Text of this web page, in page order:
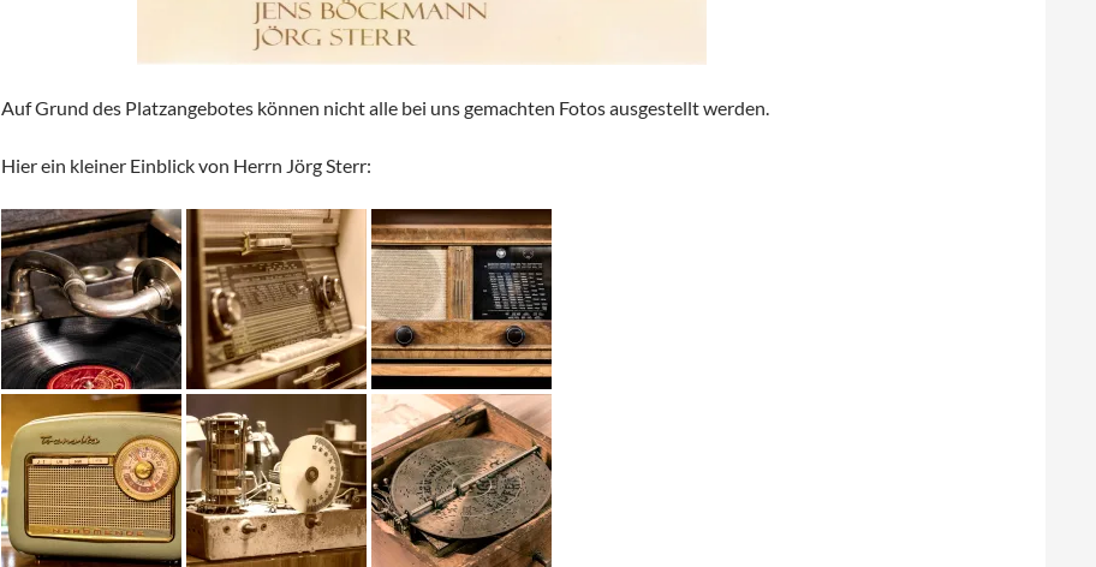
Auf Grund des Platzangebotes können nicht alle bei uns gemachten Fotos ausgestellt werden.
Hier ein kleiner Einblick von Herrn Jörg Sterr: